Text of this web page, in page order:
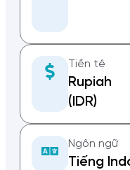
Tiền tệ
Rupiah
(IDR)
Ngôn ngữ
Tiếng